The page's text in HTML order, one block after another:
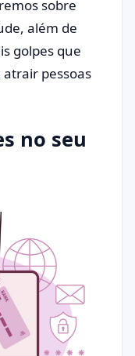
sobre
além de
golpes que
pessoas
no seu